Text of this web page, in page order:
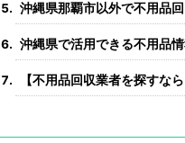
沖縄県那覇市以外で不用品
沖縄県で活用できる不用品
【不用品回収業者を探すな